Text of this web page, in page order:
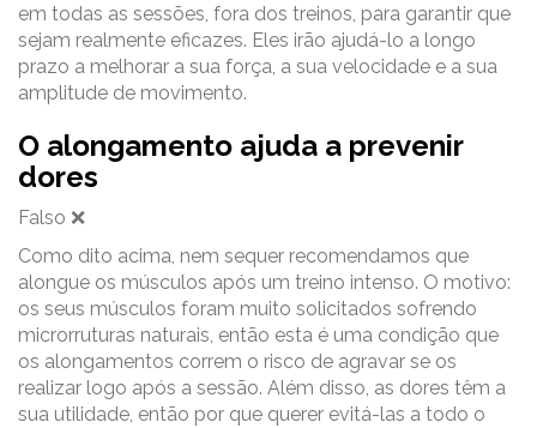
em todas as sessões, fora dos treinos, para garantir que
sejam realmente eficazes. Eles irão ajudá-lo a longo
prazo a melhorar a sua força, a sua velocidade e a sua
amplitude de movimento.
O alongamento ajuda a prevenir
dores
Falso ❌
Como dito acima, nem sequer recomendamos que
alongue os músculos após um treino intenso. O motivo:
os seus músculos foram muito solicitados sofrendo
microrruturas naturais, então esta é uma condição que
os alongamentos correm o risco de agravar se os
realizar logo após a sessão. Além disso, as dores têm a
sua utilidade, então por que querer evitá-las a todo o